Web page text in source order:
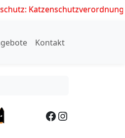
tritt am
Kontakt
Facebook Instagram